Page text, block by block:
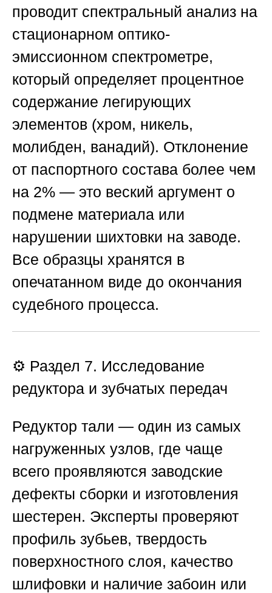
проводит спектральный анализ на
стационарном оптико-
эмиссионном спектрометре,
который определяет процентное
содержание легирующих
элементов (хром, никель,
молибден, ванадий). Отклонение
от паспортного состава более чем
на 2% — это веский аргумент о
подмене материала или
нарушении шихтовки на заводе.
Все образцы хранятся в
опечатанном виде до окончания
судебного процесса.
⚙️ Раздел 7. Исследование
редуктора и зубчатых передач
Редуктор тали — один из самых
нагруженных узлов, где чаще
всего проявляются заводские
дефекты сборки и изготовления
шестерен. Эксперты проверяют
профиль зубьев, твердость
поверхностного слоя, качество
шлифовки и наличие забоин или